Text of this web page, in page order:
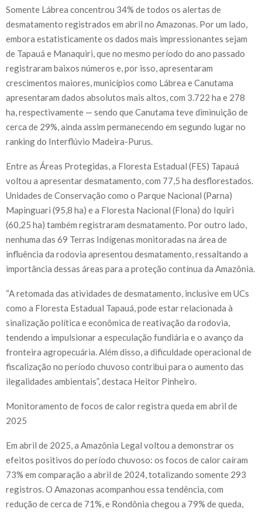
Somente Lábrea concentrou 34% de todos os alertas de
desmatamento registrados em abril no Amazonas. Por um lado,
embora estatisticamente os dados mais impressionantes sejam
de Tapauá e Manaquiri, que no mesmo período do ano passado
registraram baixos números e, por isso, apresentaram
crescimentos maiores, municípios como Lábrea e Canutama
apresentaram dados absolutos mais altos, com 3.722 ha e 278
ha, respectivamente — sendo que Canutama teve diminuição de
cerca de 29%, ainda assim permanecendo em segundo lugar no
ranking do Interflúvio Madeira-Purus.
Entre as Áreas Protegidas, a Floresta Estadual (FES) Tapauá
voltou a apresentar desmatamento, com 77,5 ha desflorestados.
Unidades de Conservação como o Parque Nacional (Parna)
Mapinguari (95,8 ha) e a Floresta Nacional (Flona) do Iquiri
(60,25 ha) também registraram desmatamento. Por outro lado,
nenhuma das 69 Terras Indígenas monitoradas na área de
influência da rodovia apresentou desmatamento, ressaltando a
importância dessas áreas para a proteção contínua da Amazônia.
“A retomada das atividades de desmatamento, inclusive em UCs
como a Floresta Estadual Tapauá, pode estar relacionada à
sinalização política e econômica de reativação da rodovia,
tendendo a impulsionar a especulação fundiária e o avanço da
fronteira agropecuária. Além disso, a dificuldade operacional de
fiscalização no período chuvoso contribui para o aumento das
ilegalidades ambientais”, destaca Heitor Pinheiro.
Monitoramento de focos de calor registra queda em abril de
2025
Em abril de 2025, a Amazônia Legal voltou a demonstrar os
efeitos positivos do período chuvoso: os focos de calor caíram
73% em comparação a abril de 2024, totalizando somente 293
registros. O Amazonas acompanhou essa tendência, com
redução de cerca de 71%, e Rondônia chegou a 79% de queda,